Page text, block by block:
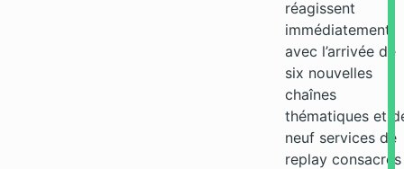
réagissent
immédiatement
avec l’arrivée de
six nouvelles
chaînes
thématiques et
neuf services de
replay consacrés